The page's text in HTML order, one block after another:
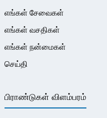
எங்கள் சேவைகள்
எங்கள் வசதிகள்
எங்கள் நன்மைகள்
செய்தி
பிராண்டுகள் விளம்பரம்